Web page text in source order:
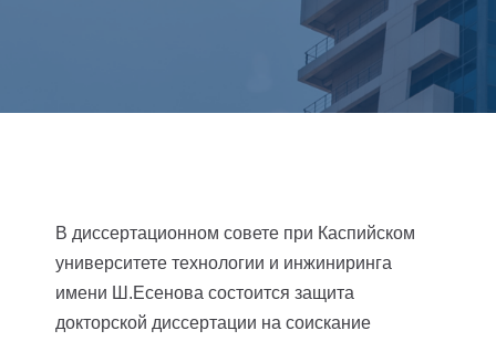
В диссертационном совете при Каспийском
университете технологии и инжиниринга
имени Ш.Есенова состоится защита
докторской диссертации на соискание